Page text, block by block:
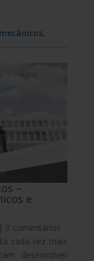
–
e
| 0 comentários
cada vez mais
desenvolver